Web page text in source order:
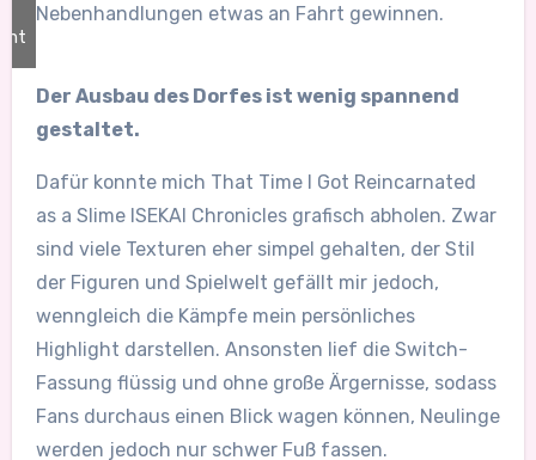
Nebenhandlungen etwas an Fahrt gewinnen.
Der Ausbau des Dorfes ist wenig spannend
gestaltet.
Dafür konnte mich That Time I Got Reincarnated
as a Slime ISEKAI Chronicles grafisch abholen. Zwar
sind viele Texturen eher simpel gehalten, der Stil
der Figuren und Spielwelt gefällt mir jedoch,
wenngleich die Kämpfe mein persönliches
Highlight darstellen. Ansonsten lief die Switch-
Fassung flüssig und ohne große Ärgernisse, sodass
Fans durchaus einen Blick wagen können, Neulinge
werden jedoch nur schwer Fuß fassen.